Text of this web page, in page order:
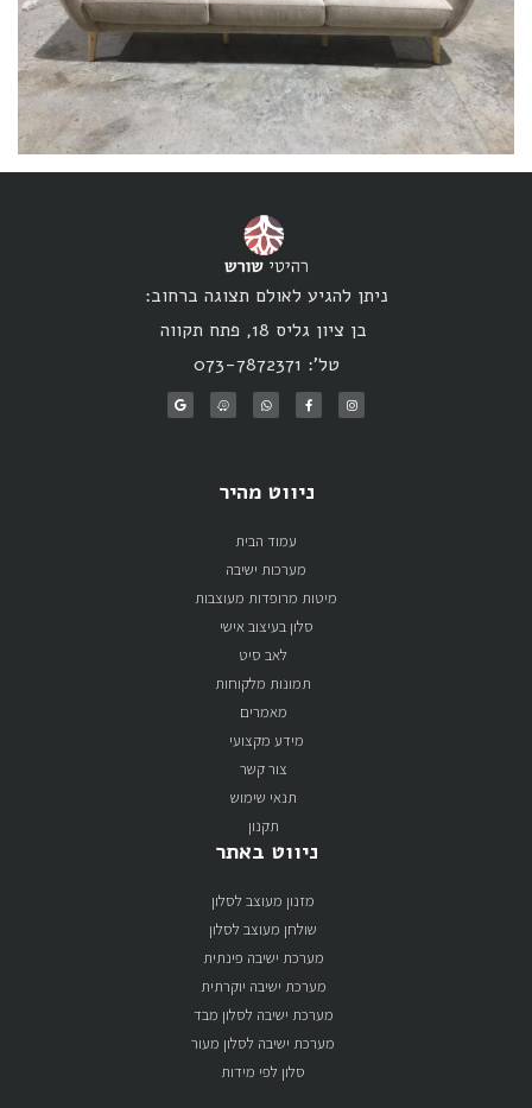
ניתן להגיע לאולם תצוגה ברחוב:
בן ציון גליס 18, פתח תקווה
טל': 073-7872371
ניווט מהיר
עמוד הבית
מערכות ישיבה
מיטות מרופדות מעוצבות
סלון בעיצוב אישי
לאב סיט
תמונות מלקוחות
מאמרים
מידע מקצועי
צור קשר
תנאי שימוש
תקנון
ניווט באתר
מזנון מעוצב לסלון
שולחן מעוצב לסלון
מערכת ישיבה פינתית
מערכת ישיבה יוקרתית
מערכת ישיבה לסלון מבד
מערכת ישיבה לסלון מעור
סלון לפי מידות